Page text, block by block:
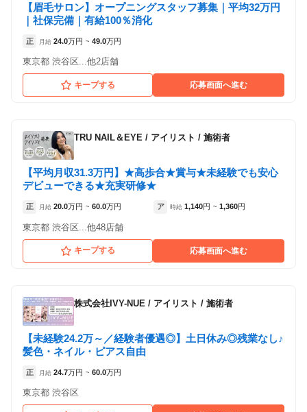
Le Cheriss.
各店舗の特色（詳しい給与、一緒に働くスタッフ、サービスメニュー、客層
など）が見られます
件の店舗
Le Cheriss.
各店舗の特色（詳しい給与、一緒に働くスタッフ、サービスメニュー、客層
など）が見られます
件の店舗
【眉毛サロン】オープニングスタッフ募集｜平均32万円
｜社保完備｜有給100％消化
正 月給 24.0万円 ~ 49.0万円
東京都 渋谷区...他2店舗
キープする 応募画面へ進む
TRU NAIL＆EYE / アイリスト / 施術者
【平均月収31.3万円】★高歩合★賞与★未経験でも安心
デビューできる★充実研修★
正 月給 20.0万円 ~ 60.0万円 ア 時給 1,140円 ~ 1,360円
東京都 渋谷区...他48店舗
キープする 応募画面へ進む
株式会社IVY-NUE / アイリスト / 施術者
【未経験24.2万～／経験者優遇◎】土日休み◎残業なし♪
髪色・ネイル・ピアス自由
正 月給 24.7万円 ~ 60.0万円
東京都 渋谷区